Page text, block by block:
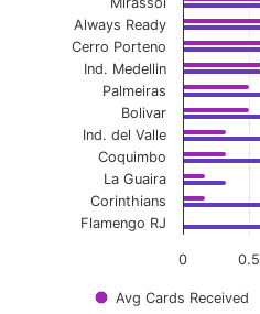
Avg Cards Received
0 0.5
Always Ready
Cerro Porteno
Ind. Medellin
Palmeiras
Bolivar
Ind. del Valle
Coquimbo
La Guaira
Corinthians
Flamengo RJ